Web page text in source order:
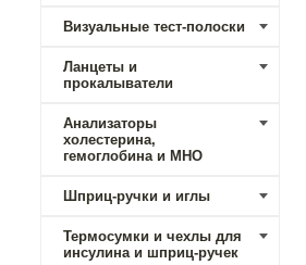
Визуальные тест-полоски
Ланцеты и
прокалыватели
Анализаторы
холестерина,
гемоглобина и МНО
Шприц-ручки и иглы
Термосумки и чехлы для
инсулина и шприц-ручек